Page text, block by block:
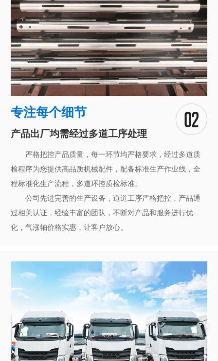
专注每个细节
产品出厂均需经过多道工序处理
严格把控产品质量，每一环节均严格要求，经过多道质
检程序为您提供高品质机械配件，配备标准生产作业线，全
程标准化生产流程，多道环控质检标准。
公司先进完善的生产设备，道道工序严格把控，产品通
过相关认证，经验丰富的团队，不断对产品和服务进行优
化，气涨轴价格实惠，让客户放心。